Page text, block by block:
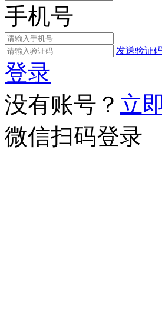
手机号
发送验证
登录
没有账号？ 立
微信扫码登录